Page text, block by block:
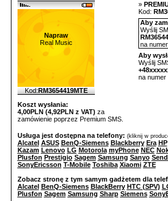
Napraw
Real Music
Kod:RM3654419MTE
Koszt wysłania:
4,00PLN (4,92PLN z VAT) za
zamówienie poprzez Premium SMS.
»
Kod:
Aby
Wyślij
na
Aby
Wyślij
na numer
Usługa jest dostępna na telefony: (kliknij w
Alcatel ASUS BenQ-Siemens Blackberry Era HP
Kazam Lenovo LG Motorola myPhone NEC
Plusfon Prestigio Sagem Samsung Sanyo
SonyEricsson T-Mobile Toshiba Xiaomi ZTE
Zobacz stronę z tym samym gadżetem dla
Alcatel BenQ-Siemens BlackBerry HTC (SPV)
Plusfon Sagem Samsung Sharp Siemens